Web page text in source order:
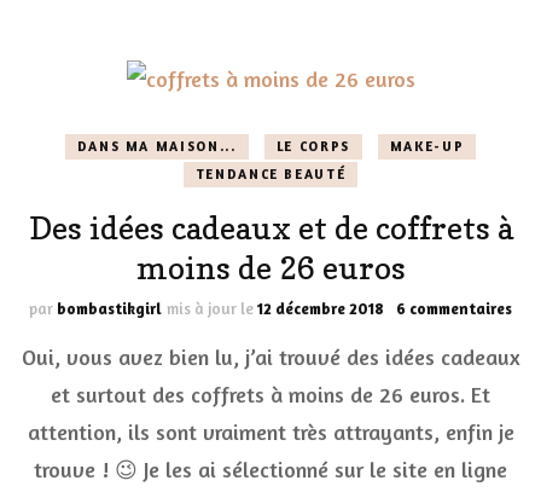
DANS MA MAISON... LE CORPS
MAKE-UP
TENDANCE BEAUTÉ
Des idées cadeaux et de coffrets à
moins de 26 euros
par bombastikgirl mis à jour le12 décembre 2018 6 commentairessur
de
Oui, vous avez bien lu, j’ai trouvé des idées cadeaux
et surtout des coffrets à moins de 26 euros. Et
attention, ils sont vraiment très attrayants, enfin je
trouve ! 😉 Je les ai sélectionné sur le site en ligne